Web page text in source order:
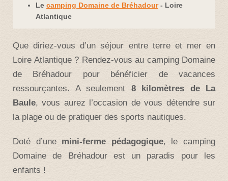
Le camping Domaine de Bréhadour- Loire
Atlantique
Que diriez-vous d’un séjour entre terre et mer en
Loire Atlantique ? Rendez-vous au camping Domaine
de Bréhadour pour bénéficier de vacances
ressourçantes. A seulement 8 kilomètres de La
Baule, vous aurez l’occasion de vous détendre sur
la plage ou de pratiquer des sports nautiques.
Doté d’une mini-ferme pédagogique, le camping
Domaine de Bréhadour est un paradis pour les
enfants !